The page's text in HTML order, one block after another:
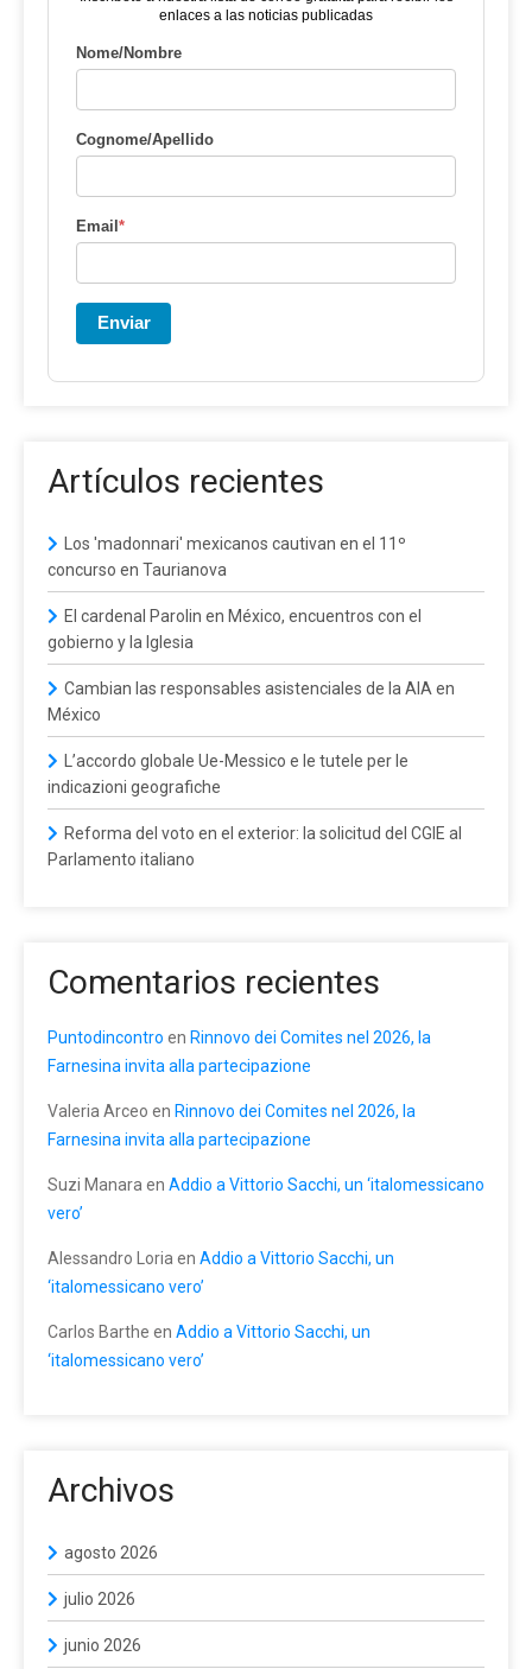
enlaces a las noticias publicadas
Nome/Nombre
Cognome/Apellido
Email *
Enviar
Artículos recientes
Los 'madonnari' mexicanos cautivan en el 11º
concurso en Taurianova
El cardenal Parolin en México, encuentros con el
gobierno y la Iglesia
Cambian las responsables asistenciales de la AIA en
México
L’accordo globale Ue-Messico e le tutele per le
indicazioni geografiche
Reforma del voto en el exterior: la solicitud del CGIE al
Parlamento italiano
Comentarios recientes
Puntodincontro en Rinnovo dei Comites nel 2026, la
Farnesina invita alla partecipazione
Valeria Arceo en Rinnovo dei Comites nel 2026, la
Farnesina invita alla partecipazione
Suzi Manara en Addio a Vittorio Sacchi, un ‘italomessicano
vero’
Alessandro Loria en Addio a Vittorio Sacchi, un
‘italomessicano vero’
Carlos Barthe en Addio a Vittorio Sacchi, un
‘italomessicano vero’
Archivos
agosto 2026
julio 2026
junio 2026